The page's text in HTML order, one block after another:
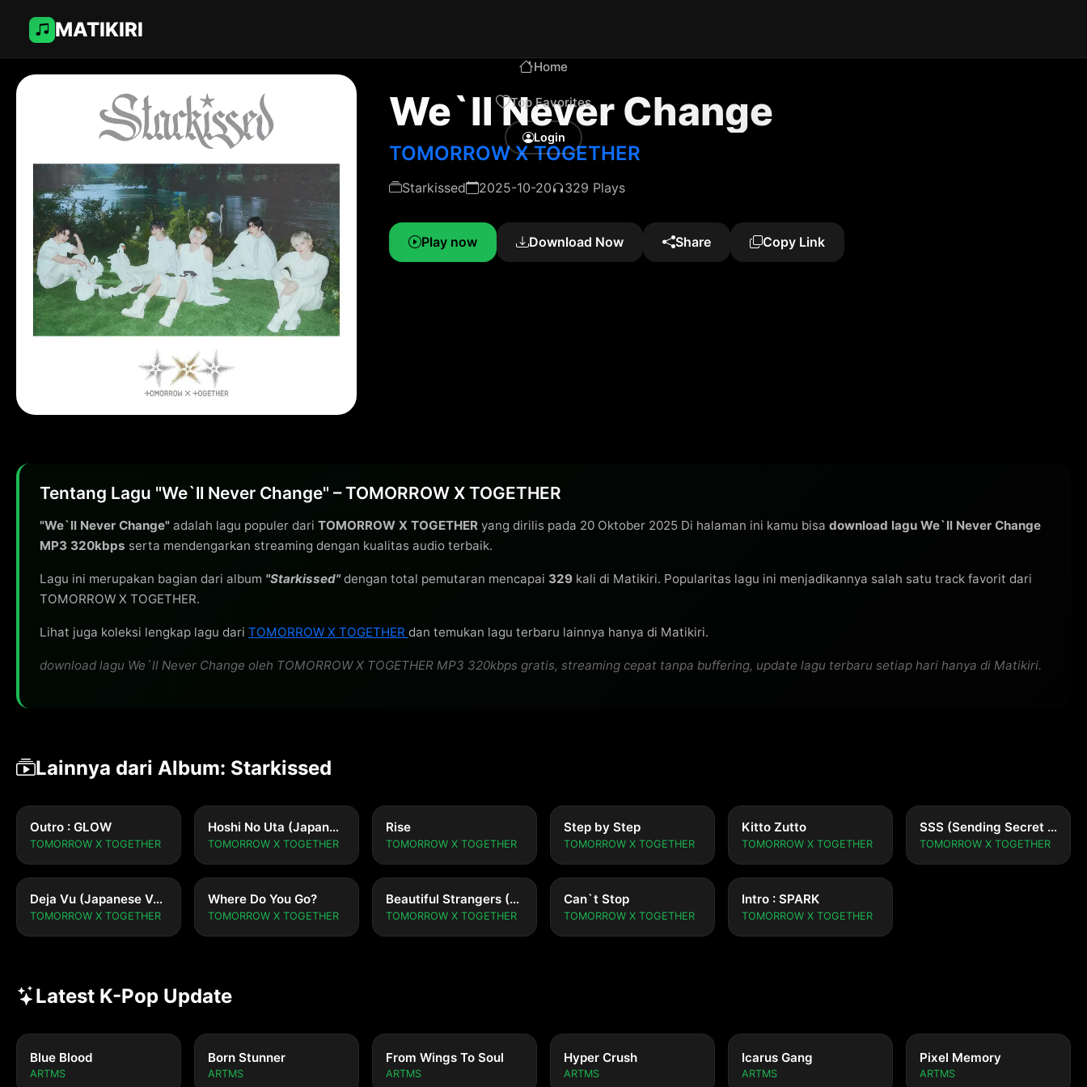
MATIKIRI
Home
Top Favorites
Login
We`ll Never Change
TOMORROW X TOGETHER
Starkissed 2025-10-20 329 Plays
Play now Download Now Share Copy Link
Tentang Lagu "We`ll Never Change" – TOMORROW X TOGETHER
"We`ll Never Change" adalah lagu populer dari TOMORROW X TOGETHER yang dirilis pada 20 Oktober 2025 Di halaman ini kamu bisa download lagu We`ll Never Change
MP3 320kbps serta mendengarkan streaming dengan kualitas audio terbaik.
Lagu ini merupakan bagian dari album "Starkissed"dengan total pemutaran mencapai 329 kali di Matikiri. Popularitas lagu ini menjadikannya salah satu track favorit dari
TOMORROW X TOGETHER.
Lihat juga koleksi lengkap lagu dari TOMORROW X TOGETHER dan temukan lagu terbaru lainnya hanya di Matikiri.
download lagu We`ll Never Change oleh TOMORROW X TOGETHER MP3 320kbps gratis, streaming cepat tanpa buffering, update lagu terbaru setiap hari hanya di Matikiri.
Lainnya dari Album: Starkissed
Outro : GLOW
TOMORROW X TOGETHER
Hoshi No Uta (Japanese Ver.)
TOMORROW X TOGETHER
Rise
TOMORROW X TOGETHER
Step by Step
TOMORROW X TOGETHER
Kitto Zutto
TOMORROW X TOGETHER
SSS (Sending Secret Signals)
TOMORROW X TOGETHER
Deja Vu (Japanese Ver.)
TOMORROW X TOGETHER
Where Do You Go?
TOMORROW X TOGETHER
Beautiful Strangers (Japanese Ver.)
TOMORROW X TOGETHER
Can`t Stop
TOMORROW X TOGETHER
Intro : SPARK
TOMORROW X TOGETHER
Latest K-Pop Update
Blue Blood
ARTMS
Born Stunner
ARTMS
From Wings To Soul
ARTMS
Hyper Crush
ARTMS
Icarus Gang
ARTMS
Pixel Memory
ARTMS